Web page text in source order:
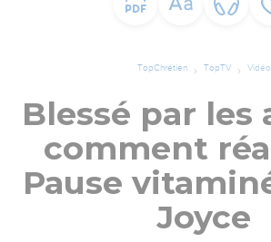
TopChrétien TopTV Vidéo
Blessé par les
comment
Pause
Joyce